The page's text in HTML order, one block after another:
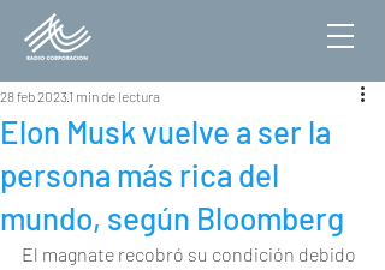
Elon Musk vuelve a ser la
persona más rica del
mundo, según Bloomberg
28 feb 2023 1 min de lectura
El magnate recobró su condición debido